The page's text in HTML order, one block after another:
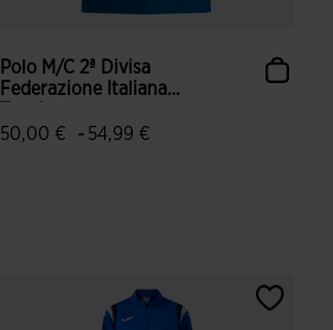
Polo M/c 2ª Divisa
Federazione Italiana
50,00 €
- 54,99 €